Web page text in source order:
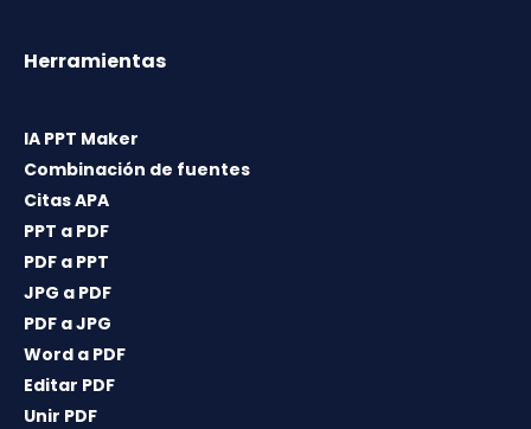
Herramientas
IA PPT Maker
Combinación de fuentes
Citas APA
PPT a PDF
PDF a PPT
JPG a PDF
PDF a JPG
Word a PDF
Editar PDF
Unir PDF